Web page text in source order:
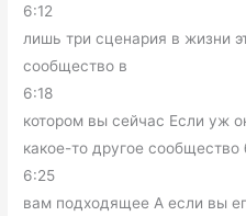
6:12
лишь три сценария в жизни
сообщество в
6:18
котором вы сейчас Если уж
какое-то другое сообщество
6:25
вам подходящее А если вы